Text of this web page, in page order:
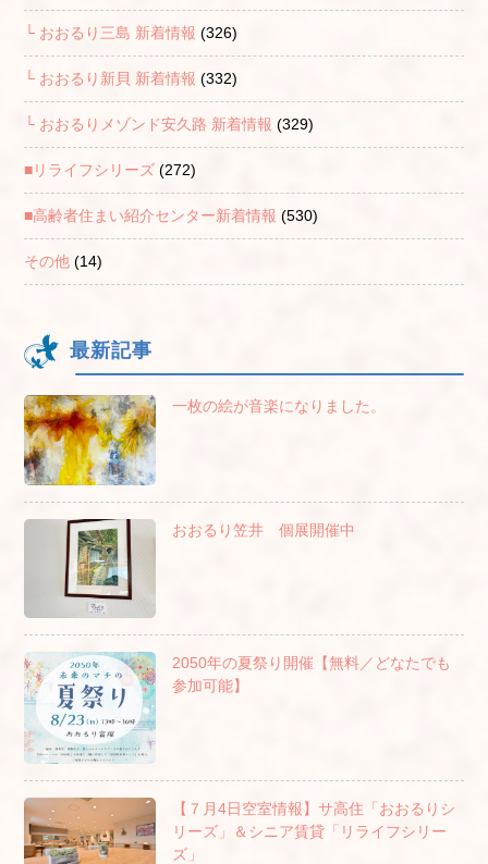
└ おおるり三島 新着情報 (326)
└ おおるり新貝 新着情報 (332)
└ おおるりメゾンド安久路 新着情報 (329)
■リライフシリーズ (272)
■高齢者住まい紹介センター新着情報 (530)
その他 (14)
最新記事
一枚の絵が音楽になりました。
おおるり笠井 個展開催中
2050年の夏祭り開催【無料／どなたでも
参加可能】
【７月4日空室情報】サ高住「おおるりシ
リーズ」＆シニア賃貸「リライフシリー
ズ」